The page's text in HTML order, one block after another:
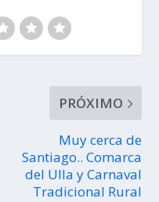
PRÓXIMO
Muy cerca de
Santiago.. Comarca
del Ulla y Carnaval
Tradicional Rural